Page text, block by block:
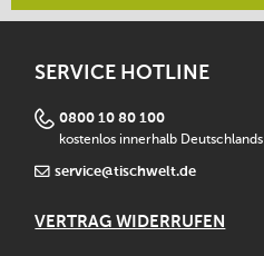
SERVICE HOTLINE
0800 10 80 100
kostenlos innerhalb Deutschlands
service@tischwelt.de
VERTRAG WIDERRUFEN